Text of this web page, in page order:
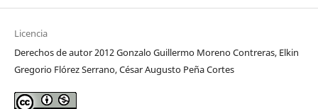
Licencia
Derechos de autor 2012 Gonzalo Guillermo Moreno Contreras, Elkin
Gregorio Flórez Serrano, César Augusto Peña Cortes